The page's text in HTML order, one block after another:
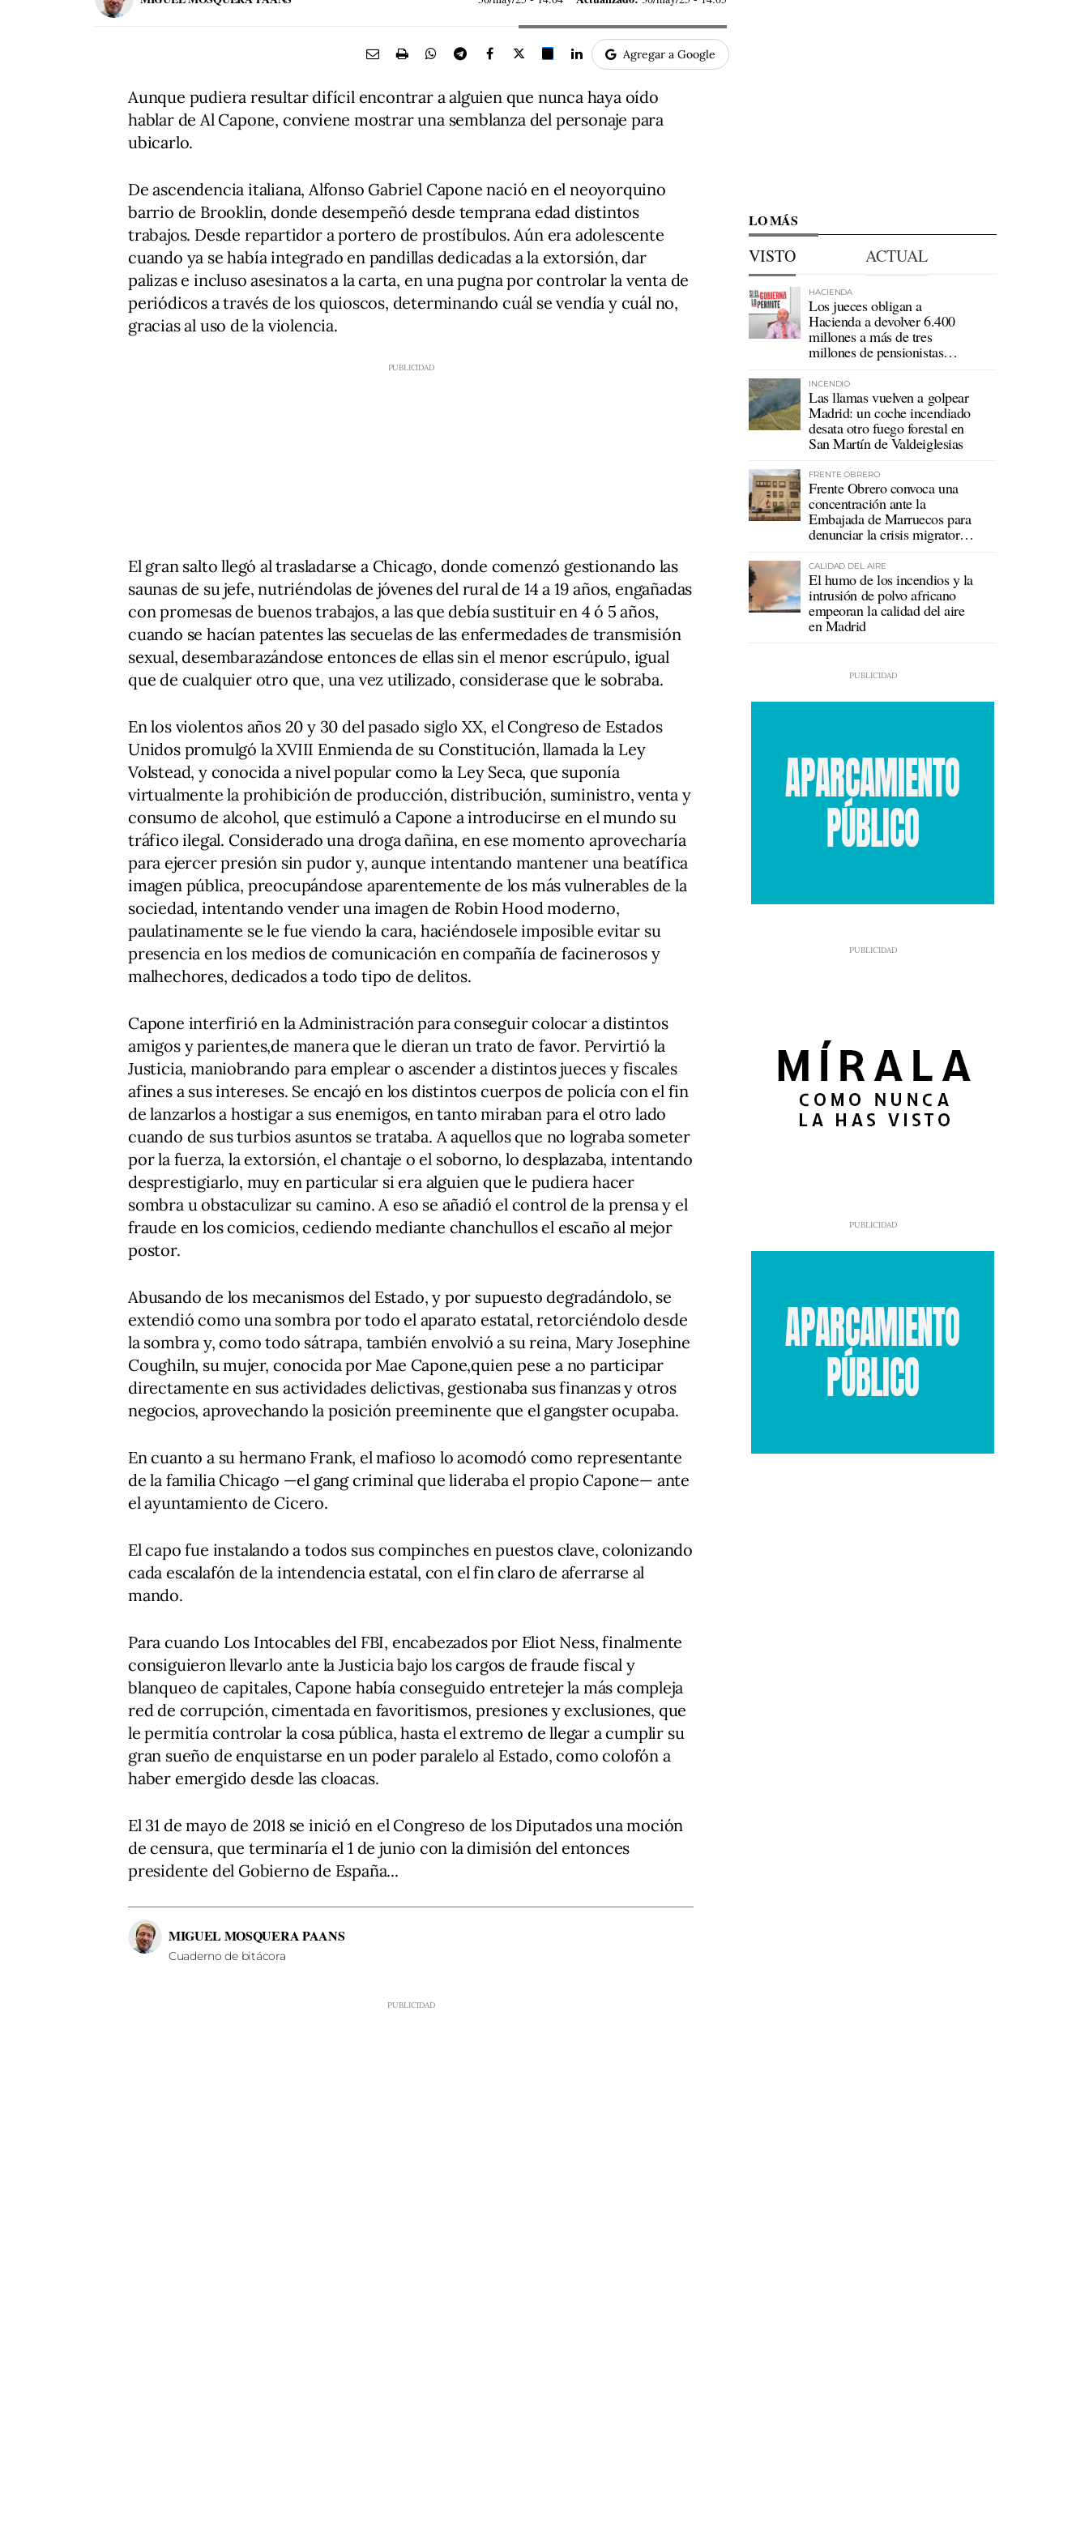
Agregar a Google
Aunque pudiera resultar difícil encontrar a alguien que nunca haya oído
hablar de Al Capone, conviene mostrar una semblanza del personaje para
ubicarlo.
De ascendencia italiana, Alfonso Gabriel Capone nació en el neoyorquino
barrio de Brooklin, donde desempeñó desde temprana edad distintos
trabajos. Desde repartidor a portero de prostíbulos. Aún era adolescente
cuando ya se había integrado en pandillas dedicadas a la extorsión, dar
palizas e incluso asesinatos a la carta, en una pugna por controlar la venta de
periódicos a través de los quioscos, determinando cuál se vendía y cuál no,
gracias al uso de la violencia.
El gran salto llegó al trasladarse a Chicago, donde comenzó gestionando las
saunas de su jefe, nutriéndolas de jóvenes del rural de 14 a 19 años, engañadas
con promesas de buenos trabajos, a las que debía sustituir en 4 ó 5 años,
cuando se hacían patentes las secuelas de las enfermedades de transmisión
sexual, desembarazándose entonces de ellas sin el menor escrúpulo, igual
que de cualquier otro que, una vez utilizado, considerase que le sobraba.
En los violentos años 20 y 30 del pasado siglo XX, el Congreso de Estados
Unidos promulgó la XVIII Enmienda de su Constitución, llamada la Ley
Volstead, y conocida a nivel popular como la Ley Seca, que suponía
virtualmente la prohibición de producción, distribución, suministro, venta y
consumo de alcohol, que estimuló a Capone a introducirse en el mundo su
tráfico ilegal. Considerado una droga dañina, en ese momento aprovecharía
para ejercer presión sin pudor y, aunque intentando mantener una beatífica
imagen pública, preocupándose aparentemente de los más vulnerables de la
sociedad, intentando vender una imagen de Robin Hood moderno,
paulatinamente se le fue viendo la cara, haciéndosele imposible evitar su
presencia en los medios de comunicación en compañía de facinerosos y
malhechores, dedicados a todo tipo de delitos.
Capone interfirió en la Administración para conseguir colocar a distintos
amigos y parientes,de manera que le dieran un trato de favor. Pervirtió la
Justicia, maniobrando para emplear o ascender a distintos jueces y fiscales
afines a sus intereses. Se encajó en los distintos cuerpos de policía con el fin
de lanzarlos a hostigar a sus enemigos, en tanto miraban para el otro lado
cuando de sus turbios asuntos se trataba. A aquellos que no lograba someter
por la fuerza, la extorsión, el chantaje o el soborno, lo desplazaba, intentando
desprestigiarlo, muy en particular si era alguien que le pudiera hacer
sombra u obstaculizar su camino. A eso se añadió el control de la prensa y el
fraude en los comicios, cediendo mediante chanchullos el escaño al mejor
postor.
Abusando de los mecanismos del Estado, y por supuesto degradándolo, se
extendió como una sombra por todo el aparato estatal, retorciéndolo desde
la sombra y, como todo sátrapa, también envolvió a su reina, Mary Josephine
Coughiln, su mujer, conocida por Mae Capone,quien pese a no participar
directamente en sus actividades delictivas, gestionaba sus finanzas y otros
negocios, aprovechando la posición preeminente que el gangster ocupaba.
En cuanto a su hermano Frank, el mafioso lo acomodó como representante
de la familia Chicago —el gang criminal que lideraba el propio Capone— ante
el ayuntamiento de Cicero.
El capo fue instalando a todos sus compinches en puestos clave, colonizando
cada escalafón de la intendencia estatal, con el fin claro de aferrarse al
mando.
Para cuando Los Intocables del FBI, encabezados por Eliot Ness, finalmente
consiguieron llevarlo ante la Justicia bajo los cargos de fraude fiscal y
blanqueo de capitales, Capone había conseguido entretejer la más compleja
red de corrupción, cimentada en favoritismos, presiones y exclusiones, que
le permitía controlar la cosa pública, hasta el extremo de llegar a cumplir su
gran sueño de enquistarse en un poder paralelo al Estado, como colofón a
haber emergido desde las cloacas.
El 31 de mayo de 2018 se inició en el Congreso de los Diputados una moción
de censura, que terminaría el 1 de junio con la dimisión del entonces
presidente del Gobierno de España...
MIGUEL MOSQUERA PAANS
Cuaderno de bitácora
LO MÁS
VISTO ACTUAL
HACIENDA
Los jueces obligan a
Hacienda a devolver 6.400
millones a más de tres
millones de pensionistas
INCENDIO
Las llamas vuelven a golpear
Madrid: un coche incendiado
desata otro fuego forestal en
San Martín de Valdeiglesias
FRENTE OBRERO
Frente Obrero convoca una
concentración ante la
Embajada de Marruecos para
denunciar la crisis migratoria
CALIDAD DEL AIRE
El humo de los incendios y la
intrusión de polvo africano
empeoran la calidad del aire
en Madrid